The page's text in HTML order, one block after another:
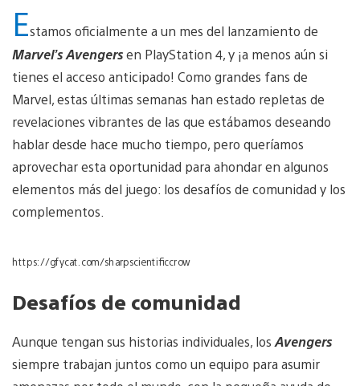
Estamos oficialmente a un mes del lanzamiento de
Marvel’s Avengersen PlayStation 4, y ¡a menos aún si
tienes el acceso anticipado! Como grandes fans de
Marvel, estas últimas semanas han estado repletas de
revelaciones vibrantes de las que estábamos deseando
hablar desde hace mucho tiempo, pero queríamos
aprovechar esta oportunidad para ahondar en algunos
elementos más del juego: los desafíos de comunidad y los
complementos.
https://gfycat.com/sharpscientificcrow
Desafíos de comunidad
Aunque tengan sus historias individuales, losAvengers
siempre trabajan juntos como un equipo para asumir